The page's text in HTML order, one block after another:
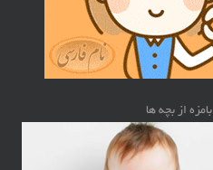
از بچه ها